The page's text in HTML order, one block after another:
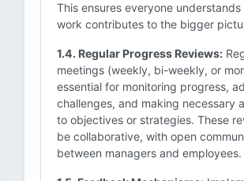
This ensures everyone
work contributes to the bigger
1.4. Regular Progress Reviews:
meetings (weekly, bi-weekly, or
essential for monitoring progress,
challenges, and making necessary
to objectives or strategies. These
be collaborative, with open
between managers and employees.